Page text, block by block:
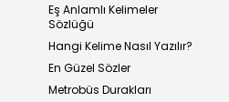
Eş Anlamlı Kelimeler
Sözlüğü
Hangi Kelime Nasıl Yazılır?
En Güzel Sözler
Metrobüs Durakları